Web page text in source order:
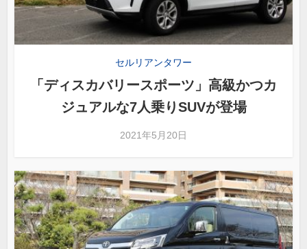
セルリアンタワー
「ディスカバリースポーツ」高級かつカ
ジュアルな7人乗りSUVが登場
2021年5月20日